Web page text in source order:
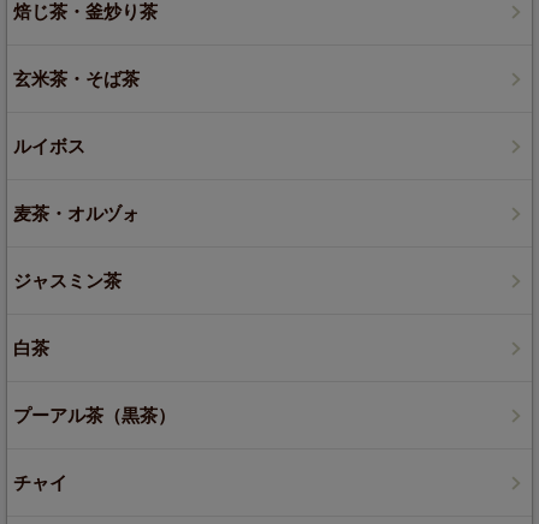
焙じ茶・釜炒り茶
玄米茶・そば茶
ルイボス
麦茶・オルヅォ
ジャスミン茶
白茶
プーアル茶（黒茶）
チャイ